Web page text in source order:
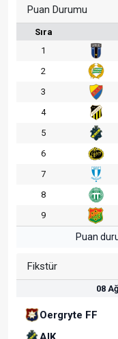
Puan Durumu
Sıra
1
2
3
4
5
6
7
8
9
Puan
Fikstür
08
Oergryte FF